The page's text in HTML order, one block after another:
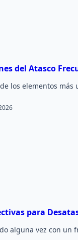
del Atasco
los elementos más
para
alguna vez con un